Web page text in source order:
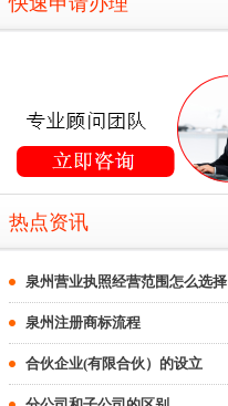
热点资讯
泉州营业执照经营范围怎么选择
泉州注册商标流程
合伙企业(有限合伙）的设立